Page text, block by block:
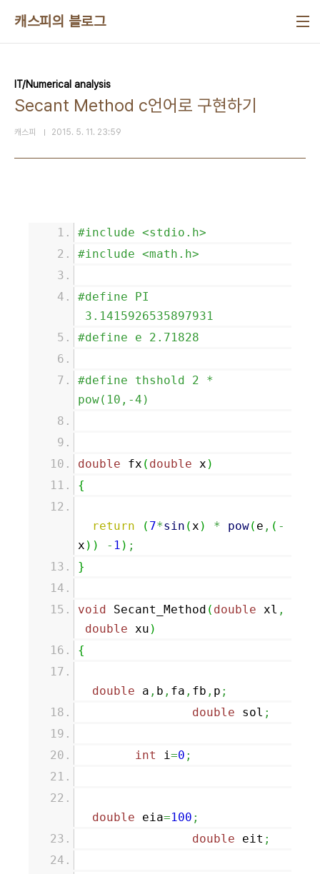
캐스피의 블로그
IT/Numerical analysis
Secant Method c언어로 구현하기
캐스피 2015. 5. 11. 23:59
#include <stdio.h>
#include <math.h>
#define PI
3.1415926535897931
#define e 2.71828
#define thshold 2 *
pow(10,-4)
double fx ( double x )
{
return ( 7*sin (x ) * pow( e , ( -
x ) ) - 1 ) ;
}
void Secant_Method ( double xl ,
double xu )
{
double a , b , fa , fb , p ;
double sol ;
int i=0 ;
double eia=100 ;
double eit ;